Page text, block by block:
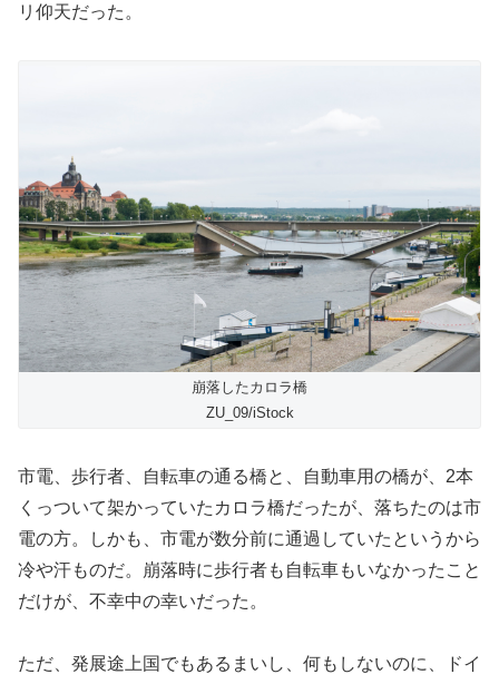
リ仰天だった。
崩落したカロラ橋
ZU_09/iStock
市電、歩行者、自転車の通る橋と、自動車用の橋が、2本
くっついて架かっていたカロラ橋だったが、落ちたのは市
電の方。しかも、市電が数分前に通過していたというから
冷や汗ものだ。崩落時に歩行者も自転車もいなかったこと
だけが、不幸中の幸いだった。
ただ、発展途上国でもあるまいし、何もしないのに、ドイ